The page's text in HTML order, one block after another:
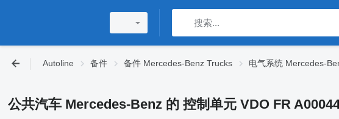
Autoline 备件 备件 Mercedes-Benz Trucks 电气系统 Mercedes-
公共汽车 Mercedes-Benz 的 控制单元 VDO FR